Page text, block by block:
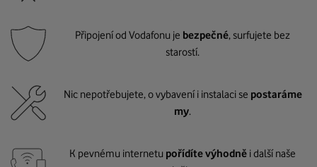
Připojení od Vodafonu je bezpečné, surfujete bez
starostí.
Nic nepotřebujete, o vybavení i instalaci se postaráme
my.
K pevnému internetu pořídíte výhodně i další naše